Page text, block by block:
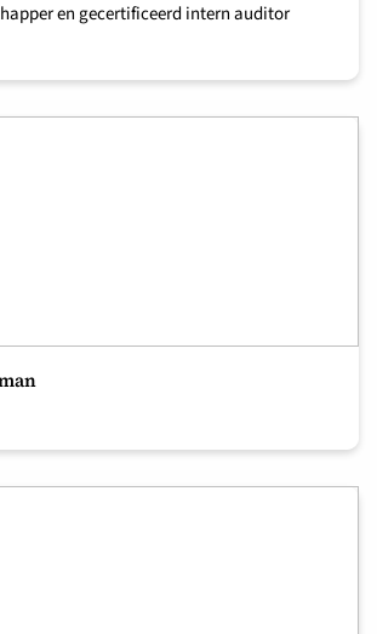
en gecertificeerd intern auditor